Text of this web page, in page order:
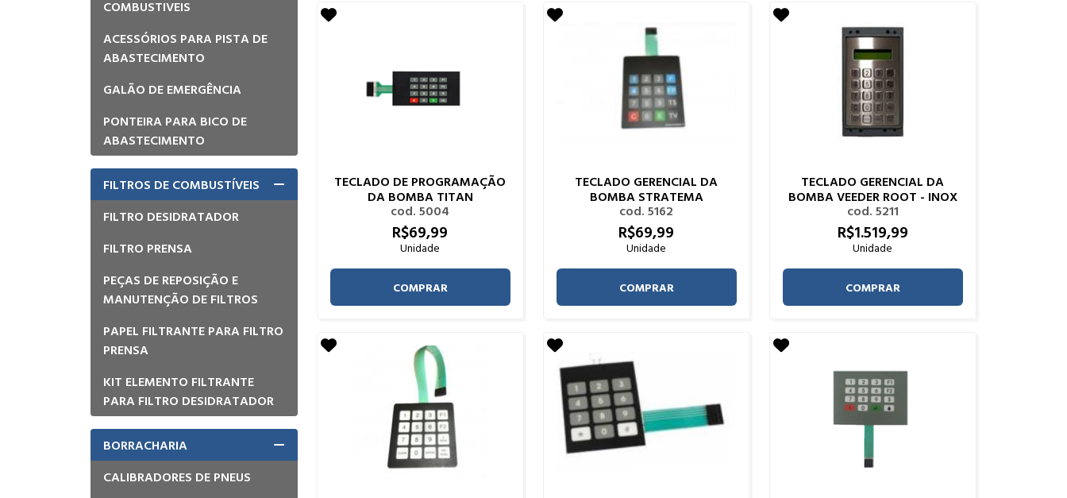
COMBUSTIVEIS
ACESSÓRIOS PARA PISTA DE
ABASTECIMENTO
GALÃO DE EMERGÊNCIA
PONTEIRA PARA BICO DE
ABASTECIMENTO
FILTROS DE COMBUSTÍVEIS
FILTRO DESIDRATADOR
FILTRO PRENSA
PEÇAS DE REPOSIÇÃO E
MANUTENÇÃO DE FILTROS
PAPEL FILTRANTE PARA FILTRO
PRENSA
KIT ELEMENTO FILTRANTE
PARA FILTRO DESIDRATADOR
BORRACHARIA
CALIBRADORES DE PNEUS
TECLADO DE PROGRAMAÇÃO
DA BOMBA TITAN
cod. 5004
R$69,99
Unidade
COMPRAR
TECLADO GERENCIAL DA
BOMBA STRATEMA
cod. 5162
R$69,99
Unidade
COMPRAR
TECLADO GERENCIAL DA
BOMBA VEEDER ROOT - INOX
cod. 5211
R$1.519,99
Unidade
COMPRAR